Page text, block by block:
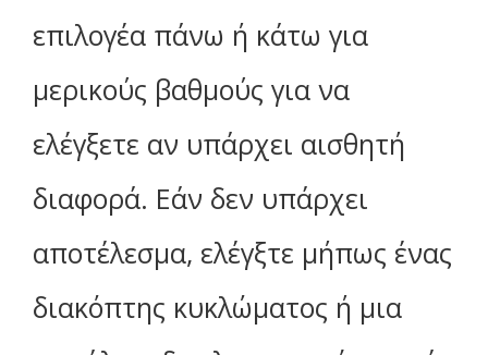
επιλογέα πάνω ή κάτω για
μερικούς βαθμούς για να
ελέγξετε αν υπάρχει αισθητή
διαφορά. Εάν δεν υπάρχει
αποτέλεσμα, ελέγξτε μήπως ένας
διακόπτης κυκλώματος ή μια